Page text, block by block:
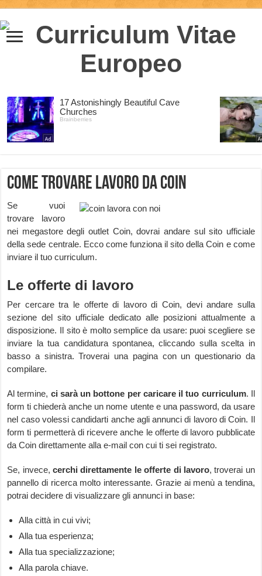
Come trovare lavoro da Coin
Se vuoi
trovare lavoro
nei megastore degli outlet Coin, dovrai andare sul sito ufficiale
della sede centrale. Ecco come funziona il sito della Coin e come
inviare il tuo curriculum.
Le offerte di lavoro
Per cercare tra le offerte di lavoro di Coin, devi andare sulla
sezione del sito ufficiale dedicato alle posizioni attualmente a
disposizione. Il sito è molto semplice da usare: puoi scegliere se
inviare la tua candidatura spontanea, cliccando sulla scelta in
basso a sinistra. Troverai una pagina con un questionario da
compilare.
Al termine, ci sarà un bottone per caricare il tuo curriculum. Il
form ti chiederà anche un nome utente e una password, da usare
nel caso volessi candidarti anche agli annunci di lavoro di Coin. Il
form ti permetterà di ricevere anche le offerte di lavoro pubblicate
da Coin direttamente alla e-mail con cui ti sei registrato.
Se, invece,cerchi direttamente le offerte di lavoro, troverai un
pannello di ricerca molto interessante. Grazie ai menù a tendina,
potrai decidere di visualizzare gli annunci in base:
Alla città in cui vivi;
Alla tua esperienza;
Alla tua specializzazione;
Alla parola chiave.